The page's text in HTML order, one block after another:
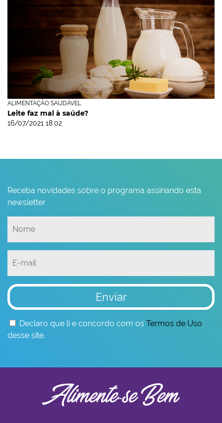
ALIMENTAÇÃO SAUDÁVEL
Leite faz mal à saúde?
16/07/2021 18:02
Receba novidades sobre o programa assinando esta
newsletter
Enviar
Declaro que li e concordo com os Termos de Uso
desse site.